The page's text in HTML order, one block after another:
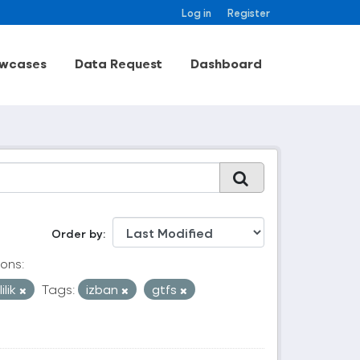
Log in Register
Data Request Dashboard
Order by
Tags: izban
gtfs